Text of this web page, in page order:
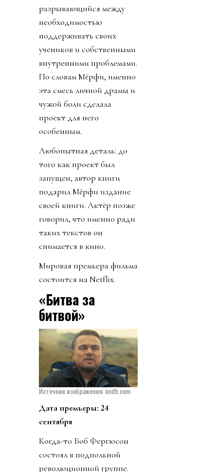
разрывающийся между
необходимостью
поддерживать своих
учеников и собственными
внутренними проблемами.
По словам Мёрфи, именно
эта смесь личной драмы и
чужой боли сделала
проект для него
особенным.
Любопытная деталь: до
того как проект был
запущен, автор книги
подарил Мёрфи издание
своей книги. Актёр позже
говорил, что именно ради
таких текстов он
снимается в кино.
Мировая премьера фильма
состоится на Netflix.
«Битва за
битвой»
Источник изображения: imdb.com
Дата премьеры: 24
сентября
Когда-то Боб Фергюсон
состоял в подпольной
революционной группе.